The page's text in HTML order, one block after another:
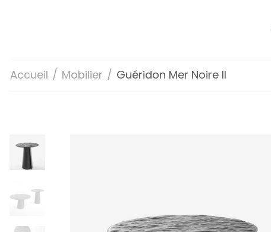
Accueil / Mobilier / Guéridon Mer Noire II